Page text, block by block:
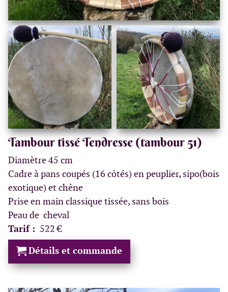
Tambour tissé Tendresse (tambour 51)
Diamètre 45 cm
Cadre à pans coupés (16 côtés) en peuplier, sipo(bois
exotique) et chêne
Prise en main classique tissée, sans bois
Peau de cheval
Tarif : 522 €
Détails et commande